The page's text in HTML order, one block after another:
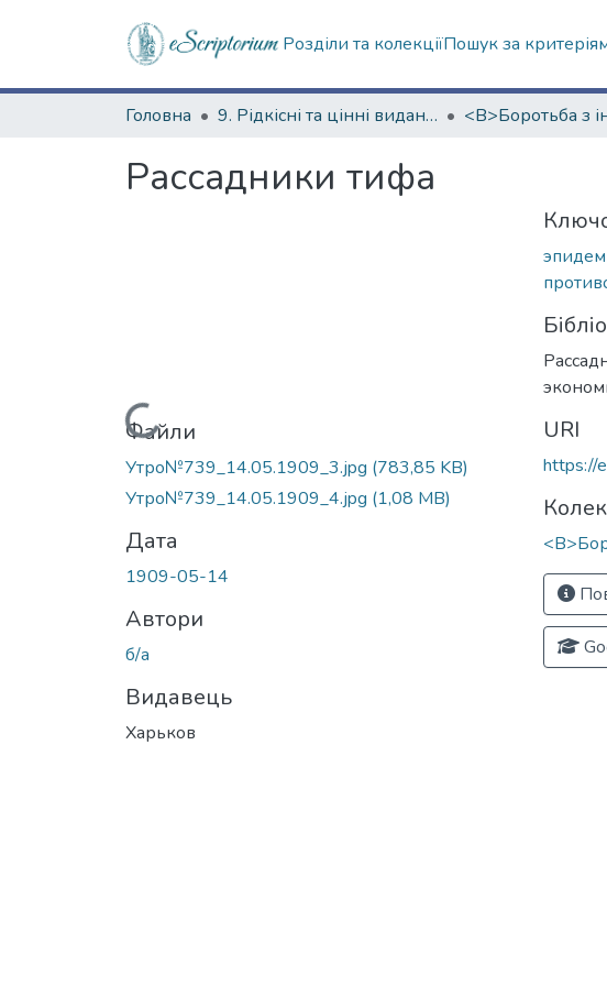
Розділи та колекціїПошук за
Головна 9. Рідкісні та цінні видання
Рассадники тифа
Вантажиться...
Файли
Утро№739_14.05.1909_3.jpg (783,85 KB)
Утро№739_14.05.1909_4.jpg (1,08 MB)
Дата
1909-05-14
Автори
б/а
Видавець
Харьков
URI
https://